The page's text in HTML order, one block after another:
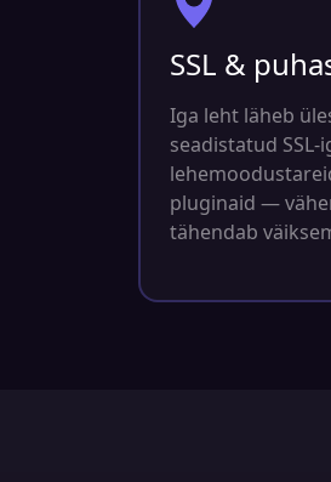
SSL &
Iga leht läheb
seadistatud
pluginaid —
tähendab